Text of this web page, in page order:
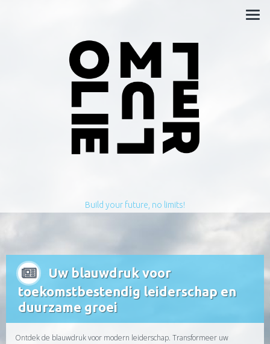
Build your future, no limits!
Uw blauwdruk voor
toekomstbestendig leiderschap en
duurzame groei
Ontdek de blauwdruk voor modern leiderschap. Transformeer uw